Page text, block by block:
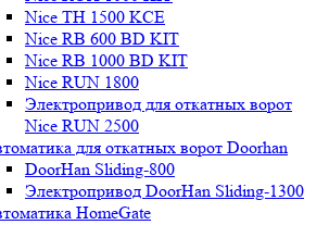
Nice TH 1500 KCE
Nice RB 600 BD KIT
Nice RB 1000 BD KIT
Nice RUN 1800
Электропривод для откатных ворот
Nice RUN 2500
для откатных ворот Doorhan
DoorHan Sliding-800
Электропривод DoorHan Sliding-1300
HomeGate